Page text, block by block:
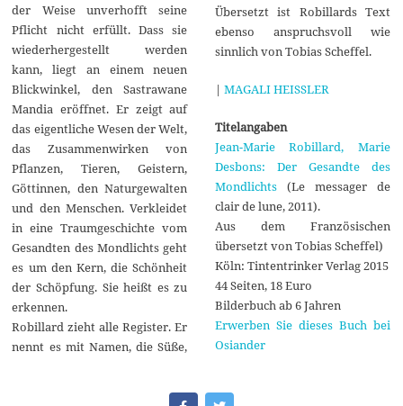
der Weise unverhofft seine
Pflicht nicht erfüllt. Dass sie
wiederhergestellt werden
kann, liegt an einem neuen
Blickwinkel, den Sastrawane
Mandia eröffnet. Er zeigt auf
das eigentliche Wesen der Welt,
das Zusammenwirken von
Pflanzen, Tieren, Geistern,
Göttinnen, den Naturgewalten
und den Menschen. Verkleidet
in eine Traumgeschichte vom
Gesandten des Mondlichts geht
es um den Kern, die Schönheit
der Schöpfung. Sie heißt es zu
erkennen.
Robillard zieht alle Register. Er
nennt es mit Namen, die Süße,
Übersetzt ist Robillards Text
ebenso anspruchsvoll wie
sinnlich von Tobias Scheffel.
| MAGALI HEISSLER
Titelangaben
Jean-Marie Robillard, Marie
Desbons: Der Gesandte des
Mondlichts(Le messager de
clair de lune, 2011).
Aus dem Französischen
übersetzt von Tobias Scheffel)
Köln: Tintentrinker Verlag 2015
44 Seiten, 18 Euro
Bilderbuch ab 6 Jahren
Erwerben Sie dieses Buch bei
Osiander